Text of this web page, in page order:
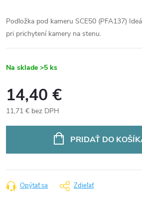
Podložka pod kameru SCE50 (PFA137)
pri prichytení kamery na stenu.
Na sklade >5 ks
14,40 €
11,71 € bez DPH
PRIDAŤ DO
Opýtať sa Zdieľať